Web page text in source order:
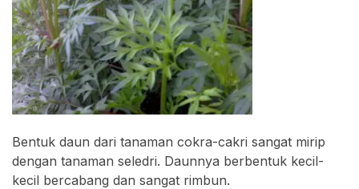
Bentuk daun dari tanaman cokra-cakri sangat mirip
dengan tanaman seledri. Daunnya berbentuk kecil-
kecil bercabang dan sangat rimbun.